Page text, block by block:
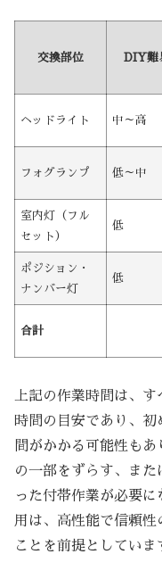
交換部位 DIY難
ヘッドライト 中～高
フォグランプ 低～中
室内灯（フル
セット）
低
ポジション・
ナンバー灯
低
合計
上記の作業時間は、
時間の目安であり、
間がかかる可能性も
の一部をずらす、ま
った付帯作業が必要
用は、高性能で信頼
ことを前提としていま